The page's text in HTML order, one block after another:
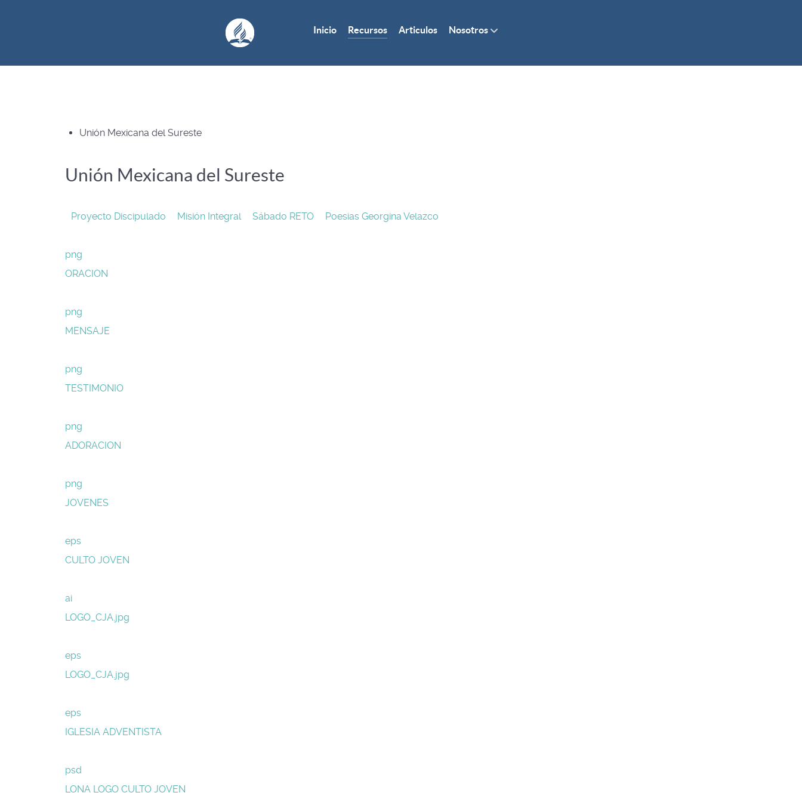
Inicio Recursos Articulos Nosotros
Unión Mexicana del Sureste
Unión Mexicana del Sureste
Proyecto Discipulado Misión Integral Sábado RETO Poesias Georgina Velazco
png
ORACION
png
MENSAJE
png
TESTIMONIO
png
ADORACION
png
JOVENES
eps
CULTO JOVEN
ai
LOGO_CJA.jpg
eps
LOGO_CJA.jpg
eps
IGLESIA ADVENTISTA
psd
LONA LOGO CULTO JOVEN